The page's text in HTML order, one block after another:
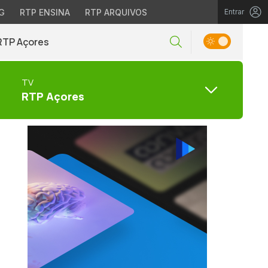
RTP ENSINA RTP ARQUIVOS Entrar
Açores
TV
RTP Açores